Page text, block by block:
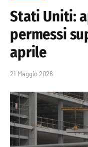
Stati Uniti:
permessi
aprile
21 Maggio 2026